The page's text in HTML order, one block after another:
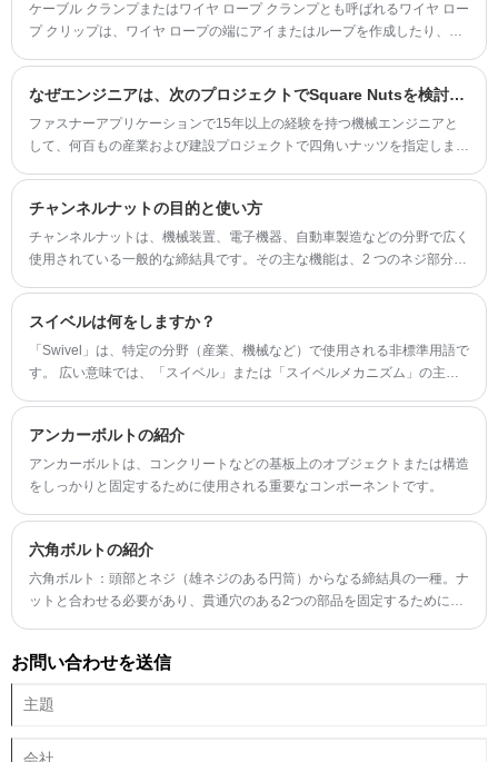
ケーブル クランプまたはワイヤ ロープ クランプとも呼ばれるワイヤ ロー
プ クリップは、ワイヤ ロープの端にアイまたはループを作成したり、2
なぜエンジニアは、次のプロジェクトでSquare Nutsを検討する必要があるのですか？
ファスナーアプリケーションで15年以上の経験を持つ機械エンジニアと
して、何百もの産業および建設プロジェクトで四角いナッツを指定しまし
いての専門的な洞察と、六角形のカウンターパートを上回るときに共有し
ましょう。
チャンネルナットの目的と使い方
チャンネルナットは、機械装置、電子機器、自動車製造などの分野で広く
使用されている一般的な締結具です。その主な機能は、2 つのネジ部分を
スイベルは何をしますか？
「Swivel」は、特定の分野（産業、機械など）で使用される非標準用語で
す。 広い意味では、「スイベル」または「スイベルメカニズム」の主な
使用されています。
アンカーボルトの紹介
アンカーボルトは、コンクリートなどの基板上のオブジェクトまたは構造
をしっかりと固定するために使用される重要なコンポーネントです。
六角ボルトの紹介
六角ボルト：頭部とネジ（雄ネジのある円筒）からなる締結具の一種。ナ
ットと合わせる必要があり、貫通穴のある2つの部品を固定するために使
お問い合わせを送信